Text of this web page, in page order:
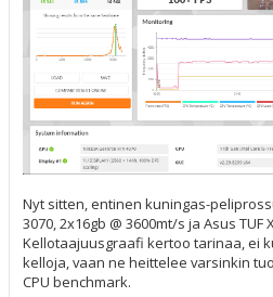
Nyt sitten, entinen kuningas-
3070, 2x16gb @ 3600mt/s ja Asus TUF
Kellotaajuusgraafi kertoo tarinaa, ei
kelloja, vaan ne heittelee varsinkin
CPU benchmark.